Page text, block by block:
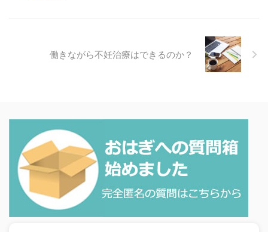
働きながら不妊治療はできるのか？